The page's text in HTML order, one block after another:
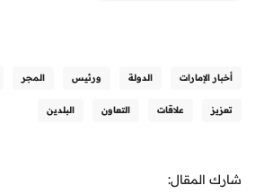
أخبار الإمارات الدولة ورئيس المجر
تعزيز علاقات التعاون البلدين
شارك المقال: